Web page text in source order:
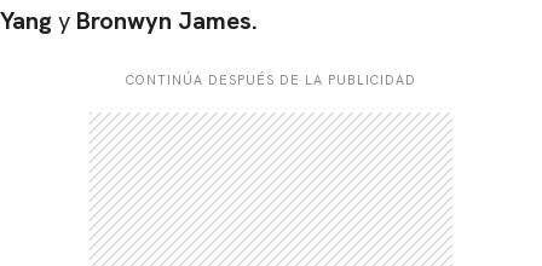
Yangy Bronwyn James.
CONTINÚA DESPUÉS DE LA PUBLICIDAD